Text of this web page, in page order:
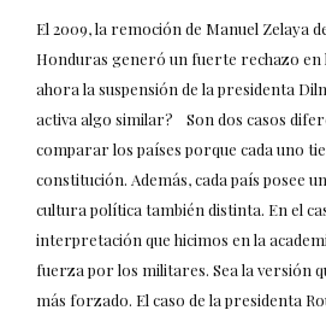
El 2009, la remoción de Manuel Zelaya
Honduras generó un fuerte rechazo en
ahora la suspensión de la presidenta
activa algo similar? Son dos casos
comparar los países porque cada uno
constitución. Además, cada país posee
cultura política también distinta. En el
interpretación que hicimos en la
fuerza por los militares. Sea la versión
más forzado. El caso de la presidenta